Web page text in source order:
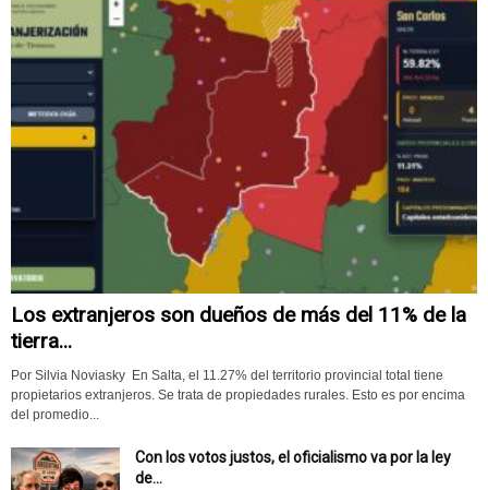
Los extranjeros son dueños de más del 11% de la
tierra...
Por Silvia Noviasky En Salta, el 11.27% del territorio provincial total tiene
propietarios extranjeros. Se trata de propiedades rurales. Esto es por encima
del promedio...
Con los votos justos, el oficialismo va por la ley
de...